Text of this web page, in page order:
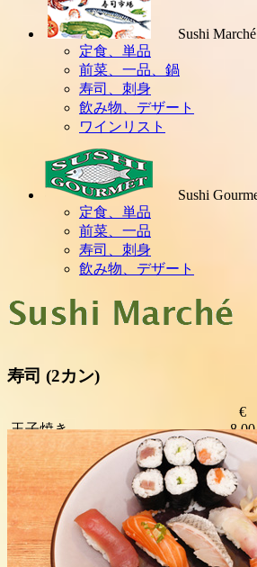
Sushi Marché
定食、単品
前菜、一品、鍋
寿司、刺身
飲み物、デザート
ワインリスト
Sushi
定食、単品
前菜、一品
寿司、刺身
飲み物、デザート
寿司 (2カン)
€
玉子焼き 8.00
あじ
さば
9.00
シャケ
海老
鯛
スズキ
9.50